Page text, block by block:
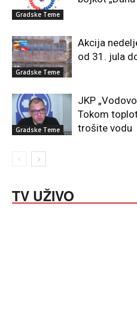
Gradske Teme
Gradske Teme
Akcija
od 31. jula
Gradske Teme
JKP
Tokom
trošite vodu
TV UŽIVO